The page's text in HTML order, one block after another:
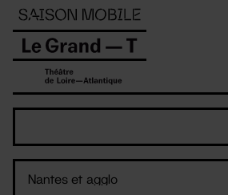
Panneau de gestion des cookies